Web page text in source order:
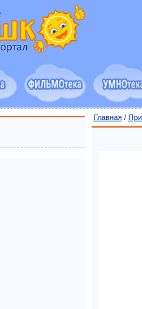
Главная/